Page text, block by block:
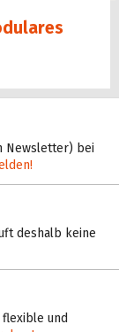
Newsletter) bei
deshalb keine
und